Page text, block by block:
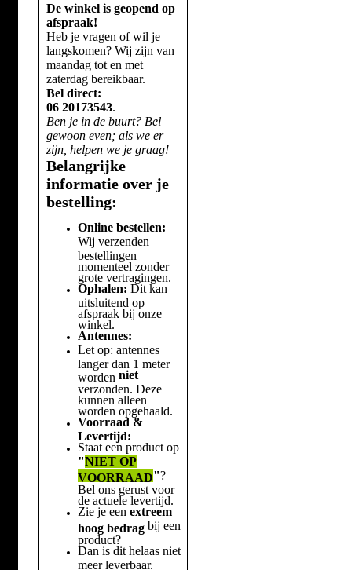
De winkel is geopend op
afspraak!
Heb je vragen of wil je
langskomen? Wij zijn van
maandag tot en met
zaterdag bereikbaar.
Bel direct:
06 20173543.
Ben je in de buurt? Bel
gewoon even; als we er
zijn, helpen we je graag!
Belangrijke
informatie over je
bestelling:
Online bestellen:
Wij verzenden
bestellingen
momenteel zonder
grote vertragingen.
Ophalen: Dit kan
uitsluitend op
afspraak bij onze
winkel.
Antennes:
Let op: antennes
langer dan 1 meter
worden niet
verzonden. Deze
kunnen alleen
worden opgehaald.
Voorraad &
Levertijd:
Staat een product op
"NIET OP
VOORRAAD"?
Bel ons gerust voor
de actuele levertijd.
Zie je een extreem
hoog bedragbij een
product?
Dan is dit helaas niet
meer leverbaar.